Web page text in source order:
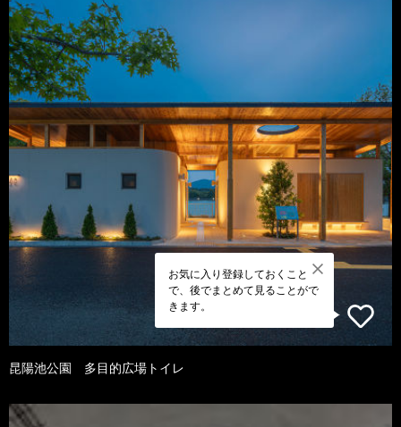
お気に入り登録しておくこと
で、後でまとめて見ることがで
きます。
昆陽池公園 多目的広場トイレ